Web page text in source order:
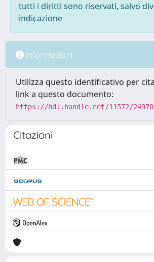
tutti i diritti sono riservati, salvo
indicazione
Informazioni
Utilizza questo identificativo per
link a questo documento:
https://hdl.handle.net/11572/
Citazioni